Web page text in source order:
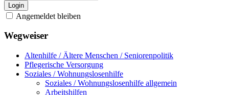
Login
Angemeldet bleiben
Wegweiser
Altenhilfe / Ältere Menschen / Seniorenpolitik
Pflegerische Versorgung
Soziales / Wohnungslosenhilfe
Soziales / Wohnungslosenhilfe allgemein
Arbeitshilfen